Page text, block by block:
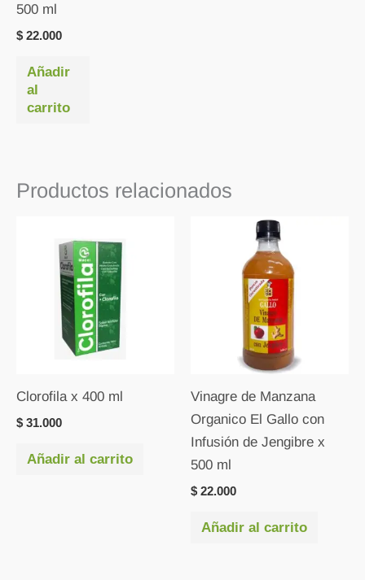
500 ml
$ 22.000
Añadir
al
carrito
Productos relacionados
Clorofila x 400 ml
$ 31.000
Añadir al carrito
Vinagre de Manzana
Organico El Gallo con
Infusión de Jengibre x
500 ml
$ 22.000
Añadir al carrito